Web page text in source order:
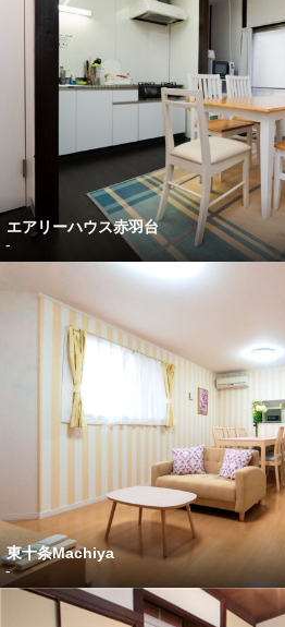
エアリーハウス赤羽台
-
東十条Machiya
-